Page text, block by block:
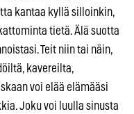
kantaa kyllä silloinkin,
tietä. Älä suotta
Teit niin tai näin,
kavereilta,
voi elää elämääsi
Joku voi luulla sinusta